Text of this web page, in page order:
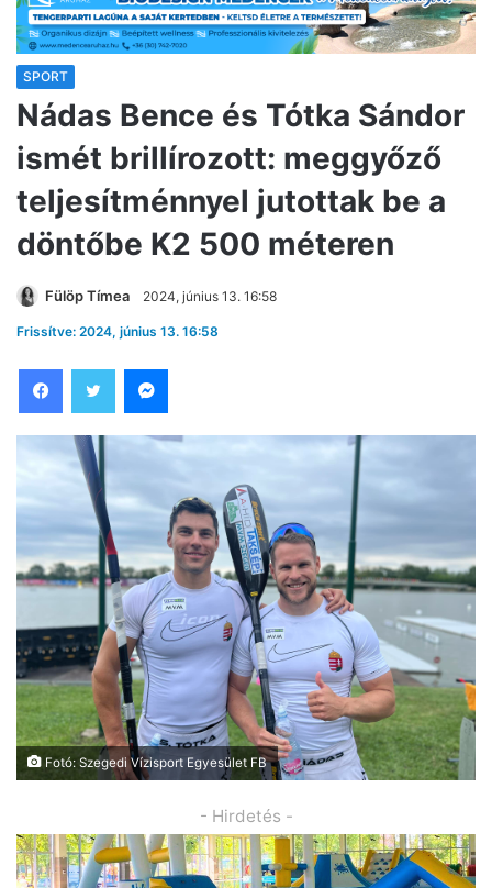
SPORT
Nádas Bence és Tótka Sándor
ismét brillírozott: meggyőző
teljesítménnyel jutottak be a
döntőbe K2 500 méteren
Fülöp Tímea 2024, június 13. 16:58
Frissítve: 2024, június 13. 16:58
Fotó: Szegedi Vízisport Egyesület FB
- Hirdetés -